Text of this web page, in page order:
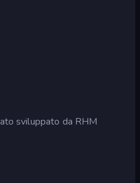
sviluppato da RHM